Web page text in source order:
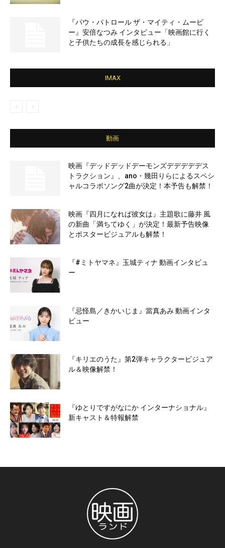
『パウ・パトロール ザ・マイティ・ムービ
ー』安倍なつみ インタビュー「映画館に行く
と子供たちの成長を感じられる」
IMAX
動画
映画『デッドデッドデーモンズデデデデデス
トラクション』、ano・幾田りらによるスペシ
ャルコラボソング2曲が決定！本予告も解禁！
映画『四月になれば彼女は』主題歌に藤井 風
の新曲「満ちてゆく」が決定！最新予告映像
とポスタービジュアルも解禁！
『#ミトヤマネ』玉城ティナ 動画インタビュ
ー
『忌怪島／きかいじま』當真あみ 動画インタ
ビュー
『キリエのうた』第2弾キャラクタービジュア
ル＆映像解禁！
『ゆとりですがなにか インターナショナル』
新キャスト＆特報解禁